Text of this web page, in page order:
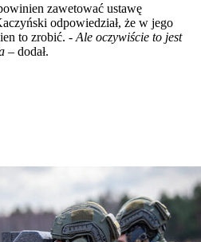
zawetować ustawę
odpowiedział, że w jego
to zrobić. - Ale oczywiście to jest
– dodał.